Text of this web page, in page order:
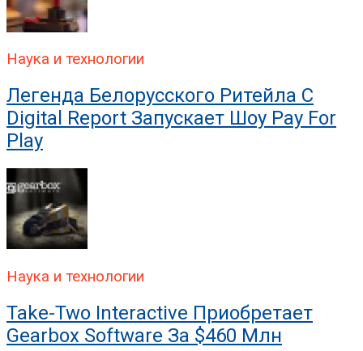
Наука и технологии
Легенда Белорусского Ритейла C
Digital Report Запускает Шоу Pay For
Play
Наука и технологии
Take-Two Interactive Приобретает
Gearbox Software За $460 Млн